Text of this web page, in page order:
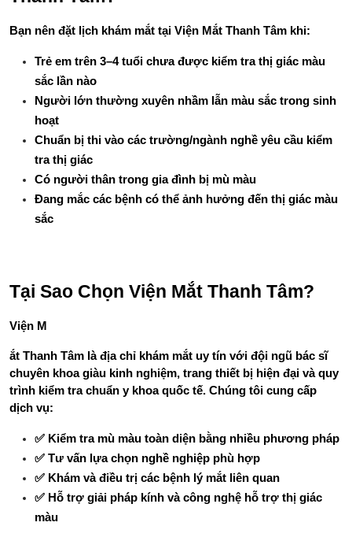
Bạn nên đặt lịch khám mắt tại Viện Mắt Thanh Tâm khi:
Trẻ em trên 3–4 tuổi chưa được kiểm tra thị giác màu
sắc lần nào
Người lớn thường xuyên nhầm lẫn màu sắc trong sinh
hoạt
Chuẩn bị thi vào các trường/ngành nghề yêu cầu kiểm
tra thị giác
Có người thân trong gia đình bị mù màu
Đang mắc các bệnh có thể ảnh hưởng đến thị giác màu
sắc
Tại Sao Chọn Viện Mắt Thanh Tâm?
Viện M
ắt Thanh Tâm là địa chỉ khám mắt uy tín với đội ngũ bác sĩ
chuyên khoa giàu kinh nghiệm, trang thiết bị hiện đại và quy
trình kiểm tra chuẩn y khoa quốc tế. Chúng tôi cung cấp
dịch vụ:
✅ Kiểm tra mù màu toàn diện bằng nhiều phương pháp
✅ Tư vấn lựa chọn nghề nghiệp phù hợp
✅ Khám và điều trị các bệnh lý mắt liên quan
✅ Hỗ trợ giải pháp kính và công nghệ hỗ trợ thị giác
màu